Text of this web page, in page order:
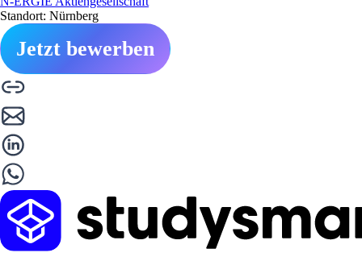
Standort: Nürnberg
Jetzt bewerben